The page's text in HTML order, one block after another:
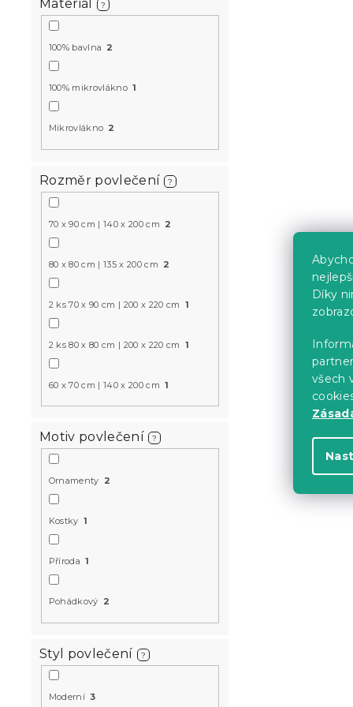
Díky
všech
Materiál ?
100% bavlna 2
100% mikrovlákno 1
Mikrovlákno 2
Rozměr povlečení ?
70 x 90 cm | 140 x 200 cm 2
80 x 80 cm | 135 x 200 cm 2
2 ks 70 x 90 cm | 200 x 220 cm 1
2 ks 80 x 80 cm | 200 x 220 cm 1
60 x 70 cm | 140 x 200 cm 1
Motiv povlečení ?
Ornamenty 2
Kostky 1
Příroda 1
Pohádkový 2
Styl povlečení ?
Moderní 3